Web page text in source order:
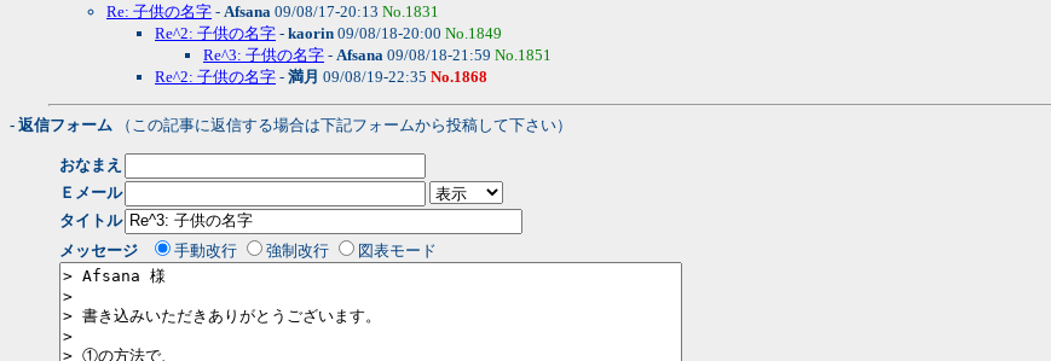
Re: 子供の名字 - Afsana 09/08/17-20:13 No.1831
Re^2: 子供の名字 - kaorin 09/08/18-20:00 No.1849
Re^3: 子供の名字 - Afsana 09/08/18-21:59 No.1851
Re^2: 子供の名字 - 満月 09/08/19-22:35 No.1868
- 返信フォーム （この記事に返信する場合は下記フォームから投稿して下さい）
おなまえ
Ｅメール
タイトル
メッセージ
手動改行 強制改行 図表モード